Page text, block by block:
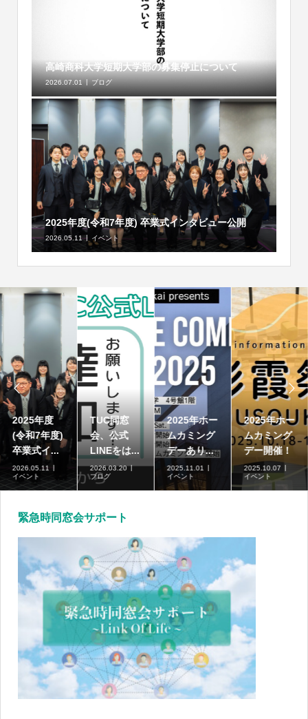
高崎商科大学短期大学部の募集停止について
2026.07.01 ブログ
2025年度(令和7年度) 卒業式インタビュー公開
2026.05.11 イベント

2025年度
(令和7年度)
卒業式イ...
2026.05.11
イベント
TUC同窓
会、公式
LINEをは...
2026.03.20
ブログ
2025年ホー
ムカミング
デーあり...
2025.11.01
イベント
2025年ホー
ムカミング
デー開催！
2025.10.07
イベント

緊急時同窓会サポート